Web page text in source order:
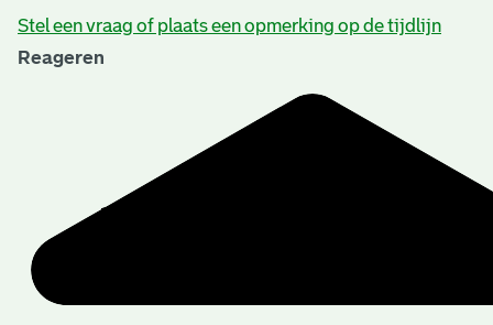
Stel een vraag of plaats een opmerking op de tijdlijn
Reageren